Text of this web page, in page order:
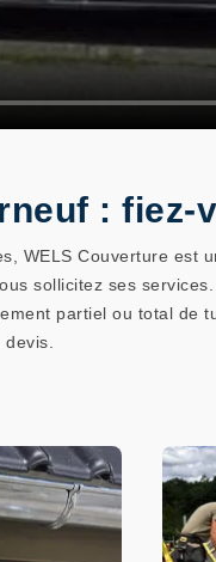
: fiez-
WELS Couverture est
sollicitez ses
partiel ou total de